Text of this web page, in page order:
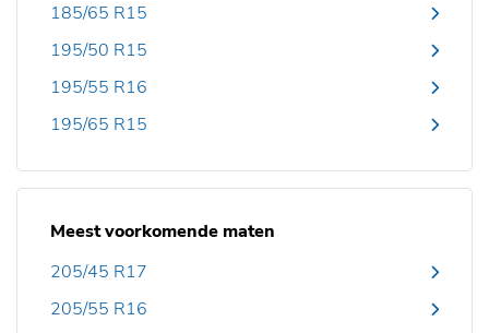
185/65 R15
195/50 R15
195/55 R16
195/65 R15
Meest voorkomende maten
205/45 R17
205/55 R16